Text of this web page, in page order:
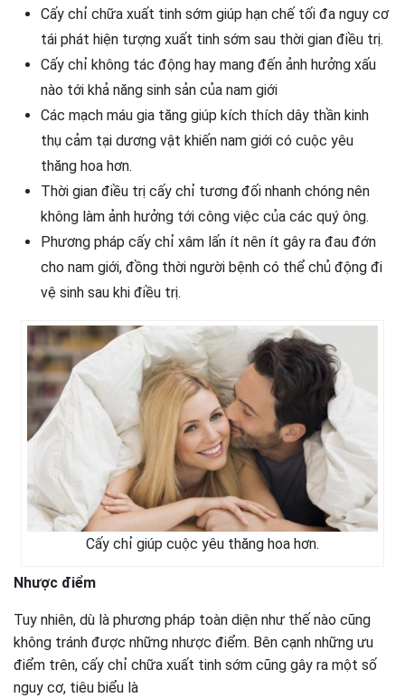
Cấy chỉ chữa xuất tinh sớm giúp hạn chế tối đa nguy cơ
tái phát hiện tượng xuất tinh sớm sau thời gian điều trị.
Cấy chỉ không tác động hay mang đến ảnh hưởng xấu
nào tới khả năng sinh sản của nam giới
Các mạch máu gia tăng giúp kích thích dây thần kinh
thụ cảm tại dương vật khiến nam giới có cuộc yêu
thăng hoa hơn.
Thời gian điều trị cấy chỉ tương đối nhanh chóng nên
không làm ảnh hưởng tới công việc của các quý ông.
Phương pháp cấy chỉ xâm lấn ít nên ít gây ra đau đớn
cho nam giới, đồng thời người bệnh có thể chủ động đi
vệ sinh sau khi điều trị.
Cấy chỉ giúp cuộc yêu thăng hoa hơn.
Nhược điểm
Tuy nhiên, dù là phương pháp toàn diện như thế nào cũng
không tránh được những nhược điểm. Bên cạnh những ưu
điểm trên, cấy chỉ chữa xuất tinh sớm cũng gây ra một số
nguy cơ, tiêu biểu là